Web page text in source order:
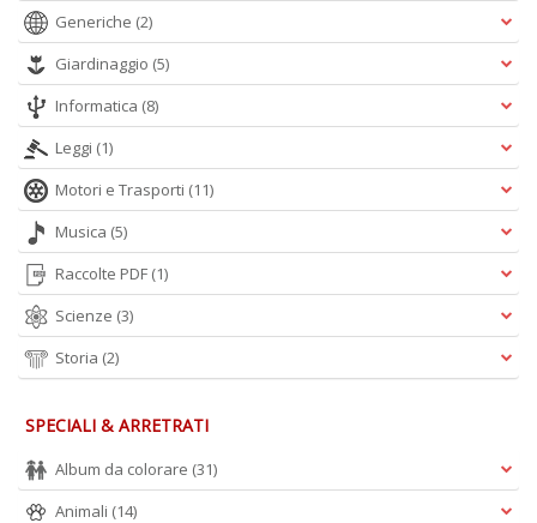
Generiche (2)
Giardinaggio (5)
Informatica (8)
Leggi (1)
Motori e Trasporti (11)
Musica (5)
Raccolte PDF (1)
Scienze (3)
Storia (2)
SPECIALI & ARRETRATI
Album da colorare (31)
Animali (14)